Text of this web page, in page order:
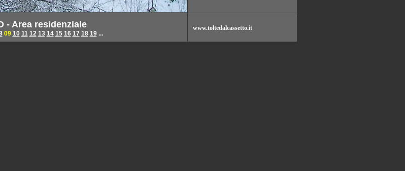
- Area residenziale
09 10 11 12 13 14 15 16 17 18 19...
www.toltedalcassetto.it